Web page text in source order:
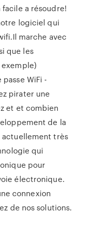
a résoudre!
logiciel qui
marche avec
que les
WiFi -
pirater une
et et combien
de la
très
qui
pour
électronique.
connexion
de nos solutions.